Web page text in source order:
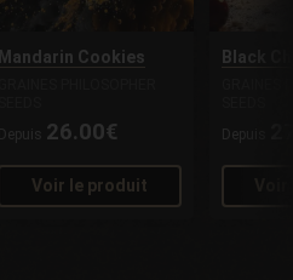
Mandarin Cookies
Depuis 26.00€
Voir le produit
Black
Depuis